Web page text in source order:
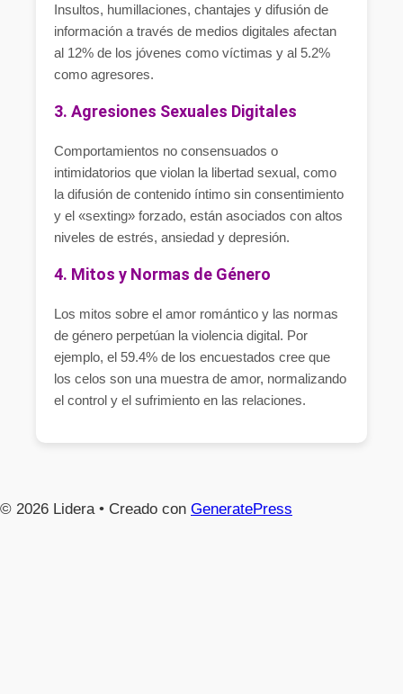
Insultos, humillaciones, chantajes y difusión de
información a través de medios digitales afectan
al 12% de los jóvenes como víctimas y al 5.2%
como agresores.
3. Agresiones Sexuales Digitales
Comportamientos no consensuados o
intimidatorios que violan la libertad sexual, como
la difusión de contenido íntimo sin consentimiento
y el «sexting» forzado, están asociados con altos
niveles de estrés, ansiedad y depresión.
4. Mitos y Normas de Género
Los mitos sobre el amor romántico y las normas
de género perpetúan la violencia digital. Por
ejemplo, el 59.4% de los encuestados cree que
los celos son una muestra de amor, normalizando
el control y el sufrimiento en las relaciones.
© 2026 Lidera • Creado con GeneratePress